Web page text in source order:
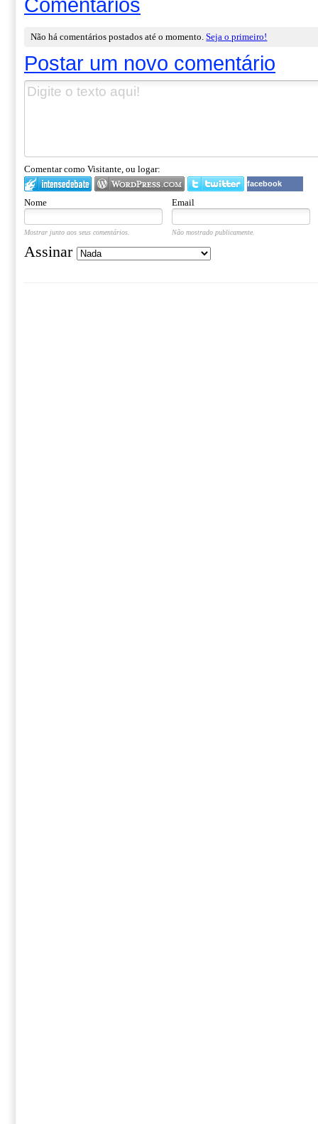
Não há comentários postados até o momento.Seja o primeiro!
Postar um novo comentário
Comentar como Visitante, ou logar:
facebook
Nome Email
Mostrar junto aos seus comentários. Não mostrado publicamente.
Assinar